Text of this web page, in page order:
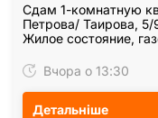
Сдам 1-комнатную
Петрова/ Таирова,
Жилое состояние,
паре…Вчора о 13:30
Детальніше